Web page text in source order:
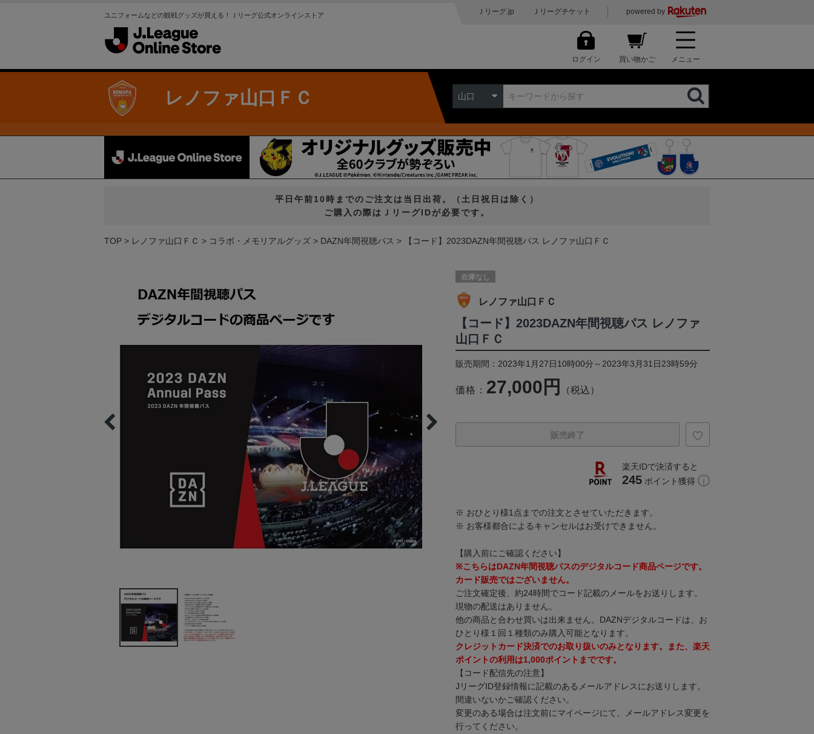
ユニフォームなどの観戦グッズが買える！Ｊリーグ公式オンラインストア Ｊリーグ.jp Ｊリーグチケット powered by
ログイン 買い物かご メニュー
レノファ山口ＦＣ 山口
平日午前10時までのご注文は当日出荷。（土日祝日は除く）
ご購入の際はＪリーグIDが必要です。
TOP レノファ山口ＦＣ コラボ・メモリアルグッズ DAZN年間視聴パス 【コード】2023DAZN年間視聴パス レノファ山口ＦＣ
在庫なし
レノファ山口ＦＣ
【コード】2023DAZN年間視聴パス レノファ
山口ＦＣ
販売期間：2023年1月27日10時00分～2023年3月31日23時59分
価格： 27,000円 （税込）
販売終了
楽天IDで決済すると
245 ポイント獲得
※ おひとり様1点までの注文とさせていただきます。
※ お客様都合によるキャンセルはお受けできません。
【購入前にご確認ください】
※こちらはDAZN年間視聴パスのデジタルコード商品ページです。
カード販売ではございません。
ご注文確定後、約24時間でコード記載のメールをお送りします。
現物の配送はありません。
他の商品と合わせ買いは出来ません。DAZNデジタルコードは、お
ひとり様１回１種類のみ購入可能となります。
クレジットカード決済でのお取り扱いのみとなります。また、楽天
ポイントの利用は1,000ポイントまでです。
【コード配信先の注意】
JリーグID登録情報に記載のあるメールアドレスにお送りします。
間違いないかご確認ください。
変更のある場合は注文前にマイページにて、メールアドレス変更を
行ってください。